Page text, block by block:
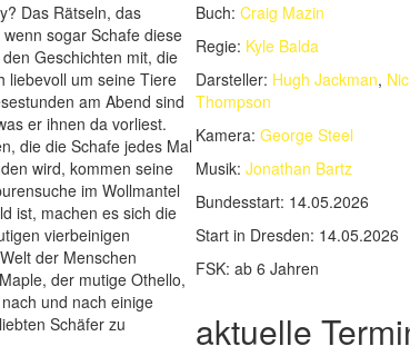
Das Rätseln, das
sogar Schafe diese
Geschichten mit, die
liebevoll um seine Tiere
am Abend sind
er ihnen da vorliest.
die die Schafe jedes Mal
wird, kommen seine
im Wollmantel
ist, machen es sich die
vierbeinigen
der Menschen
der mutige Othello,
und nach einige
Schäfer zu
Buch: Craig Mazin
Regie: Kyle Balda
Darsteller: Hugh Jackman,
Thompson
Kamera: George Steel
Musik: Jonathan Bartz
Bundesstart: 14.05.2026
Start in Dresden: 14.05.2026
FSK: ab 6 Jahren
aktuelle